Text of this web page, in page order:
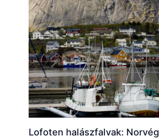
Lofoten halászfalvak: Norvég